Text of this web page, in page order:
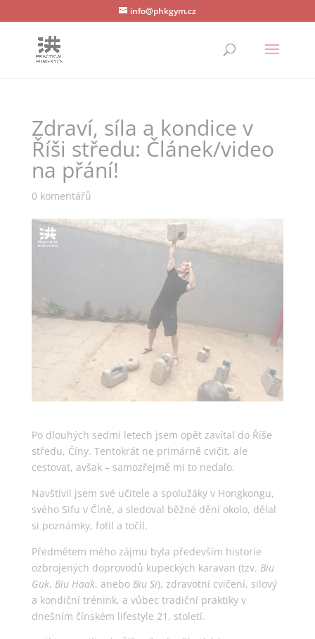
info@phkgym.cz
Zdraví, síla a kondice v
Říši středu: Článek/video
na přání!
0 komentářů
Po dlouhých sedmi letech jsem opět zavítal do Říše
středu, Číny. Tentokrát ne primárně cvičit, ale
cestovat, avšak – samozřejmě mi to nedalo.
Navštívil jsem své učitele a spolužáky v Hongkongu,
svého Sifu v Číně, a sledoval běžné dění okolo, dělal
si poznámky, fotil a točil.
Předmětem mého zájmu byla především historie
ozbrojených doprovodů kupeckých karavan (tzv. Biu
Guk, Biu Haak, anebo Biu Si), zdravotní cvičení, silový
a kondiční trénink, a vůbec tradiční praktiky v
dnešním čínském lifestyle 21. století.